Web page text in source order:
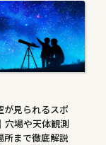
が見られるスポ
穴場や天体観測
所まで徹底解説